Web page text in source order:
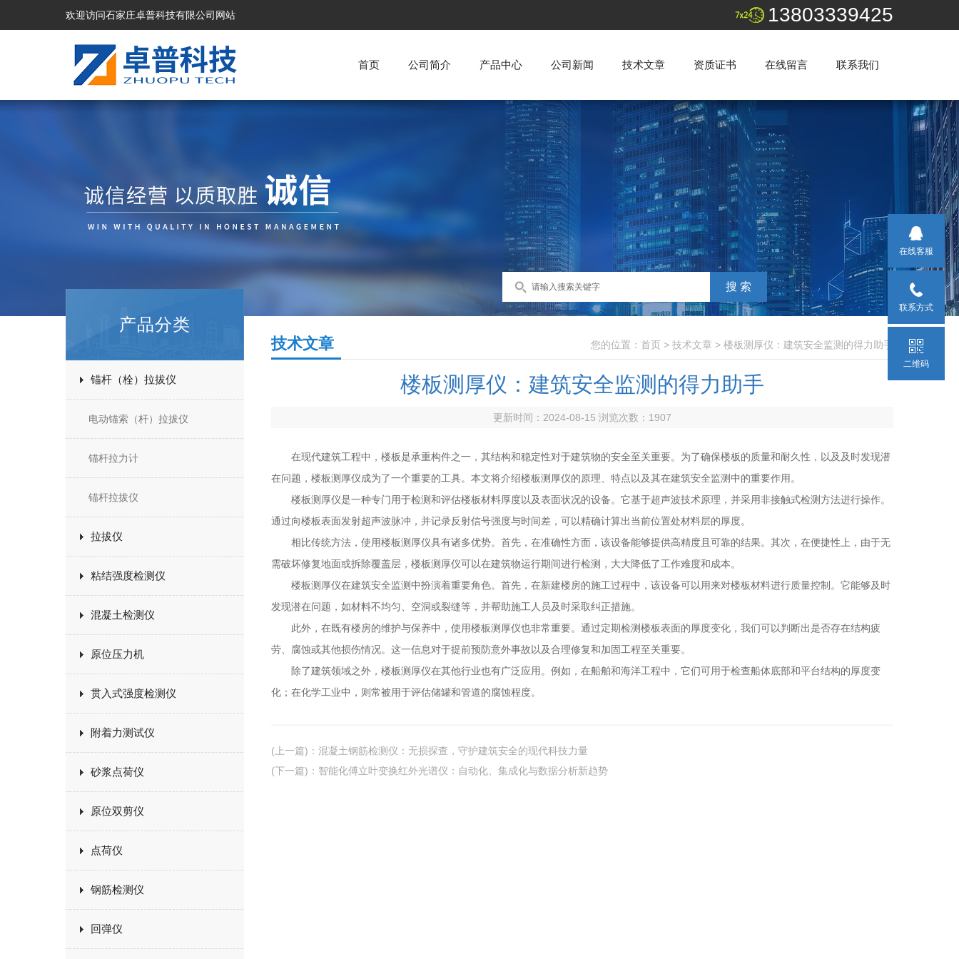
欢迎访问石家庄卓普科技有限公司网站 13803339425
首页 公司简介 产品中心 公司新闻 技术文章 资质证书 在线留言 联系我们
产品分类
锚杆（栓）拉拔仪
电动锚索（杆）拉拔仪
锚杆拉力计
锚杆拉拔仪
拉拔仪
粘结强度检测仪
混凝土检测仪
原位压力机
贯入式强度检测仪
附着力测试仪
砂浆点荷仪
原位双剪仪
点荷仪
钢筋检测仪
回弹仪
您的位置： 首页 > 技术文章 > 楼板测厚仪：建筑安全监测的得力助手
技术文章
楼板测厚仪：建筑安全监测的得力助手
更新时间：2024-08-15 浏览次数： 1907
在现代建筑工程中，楼板是承重构件之一，其结构和稳定性对于建筑物的安全至关重要。为了确保楼板的质量和耐久性，以及及时发现潜
在问题，楼板测厚仪成为了一个重要的工具。本文将介绍楼板测厚仪的原理、特点以及其在建筑安全监测中的重要作用。
楼板测厚仪是一种专门用于检测和评估楼板材料厚度以及表面状况的设备。它基于超声波技术原理，并采用非接触式检测方法进行操作。
通过向楼板表面发射超声波脉冲，并记录反射信号强度与时间差，可以精确计算出当前位置处材料层的厚度。
相比传统方法，使用楼板测厚仪具有诸多优势。首先，在准确性方面，该设备能够提供高精度且可靠的结果。其次，在便捷性上，由于无
需破坏修复地面或拆除覆盖层，楼板测厚仪可以在建筑物运行期间进行检测，大大降低了工作难度和成本。
楼板测厚仪在建筑安全监测中扮演着重要角色。首先，在新建楼房的施工过程中，该设备可以用来对楼板材料进行质量控制。它能够及时
发现潜在问题，如材料不均匀、空洞或裂缝等，并帮助施工人员及时采取纠正措施。
此外，在既有楼房的维护与保养中，使用楼板测厚仪也非常重要。通过定期检测楼板表面的厚度变化，我们可以判断出是否存在结构疲
劳、腐蚀或其他损伤情况。这一信息对于提前预防意外事故以及合理修复和加固工程至关重要。
除了建筑领域之外，楼板测厚仪在其他行业也有广泛应用。例如，在船舶和海洋工程中，它们可用于检查船体底部和平台结构的厚度变
化；在化学工业中，则常被用于评估储罐和管道的腐蚀程度。
(上一篇) ： 混凝土钢筋检测仪：无损探查，守护建筑安全的现代科技力量
(下一篇) ： 智能化傅立叶变换红外光谱仪：自动化、集成化与数据分析新趋势
在线客服
联系方式
二维码